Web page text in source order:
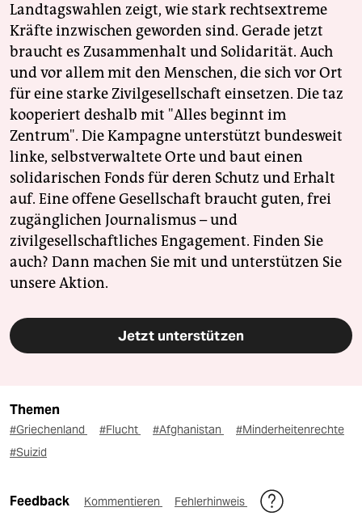
Landtagswahlen zeigt, wie stark rechtsextreme
Kräfte inzwischen geworden sind. Gerade jetzt
braucht es Zusammenhalt und Solidarität. Auch
und vor allem mit den Menschen, die sich vor Ort
für eine starke Zivilgesellschaft einsetzen. Die taz
kooperiert deshalb mit "Alles beginnt im
Zentrum". Die Kampagne unterstützt bundesweit
linke, selbstverwaltete Orte und baut einen
solidarischen Fonds für deren Schutz und Erhalt
auf. Eine offene Gesellschaft braucht guten, frei
zugänglichen Journalismus – und
zivilgesellschaftliches Engagement. Finden Sie
auch? Dann machen Sie mit und unterstützen Sie
unsere Aktion.
Jetzt unterstützen
Themen
#Griechenland #Flucht #Afghanistan
#Minderheitenrechte
#Suizid
Feedback Kommentieren Fehlerhinweis